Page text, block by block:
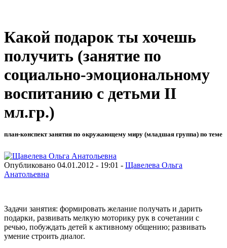
Какой подарок ты хочешь
получить (занятие по
социально-эмоциональному
воспитанию с детьми II
мл.гр.)
план-конспект занятия по окружающему миру (младшая группа) по теме
Опубликовано 04.01.2012 - 19:01 - Щавелева Ольга
Анатольевна
Задачи занятия: формировать желание получать и дарить
подарки, развивать мелкую моторику рук в сочетании с
речью, побуждать детей к активному общению; развивать
умение строить диалог.